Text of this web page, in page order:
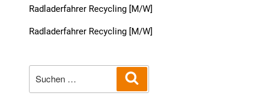
Radladerfahrer Recycling [M/W]
Radladerfahrer Recycling [M/W]
nach: